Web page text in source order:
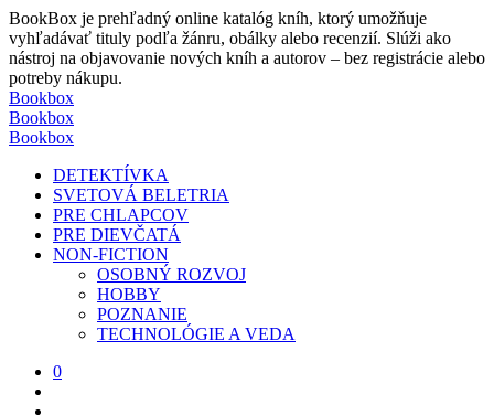
BookBox je prehľadný online katalóg kníh, ktorý umožňuje
vyhľadávať tituly podľa žánru, obálky alebo recenzií. Slúži ako
nástroj na objavovanie nových kníh a autorov – bez registrácie alebo
potreby nákupu.
Bookbox
Bookbox
Bookbox
DETEKTÍVKA
SVETOVÁ BELETRIA
PRE CHLAPCOV
PRE DIEVČATÁ
NON-FICTION
OSOBNÝ ROZVOJ
HOBBY
POZNANIE
TECHNOLÓGIE A VEDA
0